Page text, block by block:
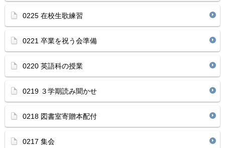
0225 在校生歌練習
0221 卒業を祝う会準備
0220 英語科の授業
0219 ３学期読み聞かせ
0218 図書室寄贈本配付
0217 集会